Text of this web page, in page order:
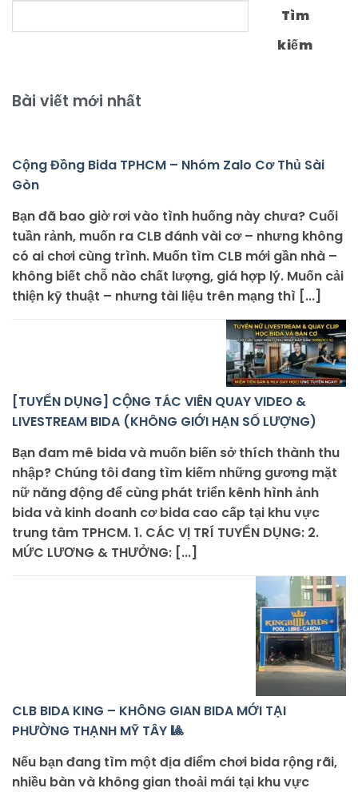
Tìm
kiếm
Bài viết mới nhất
Cộng Đồng Bida TPHCM – Nhóm Zalo Cơ Thủ Sài
Gòn
Bạn đã bao giờ rơi vào tình huống này chưa? Cuối
tuần rảnh, muốn ra CLB đánh vài cơ – nhưng không
có ai chơi cùng trình. Muốn tìm CLB mới gần nhà –
không biết chỗ nào chất lượng, giá hợp lý. Muốn cải
thiện kỹ thuật – nhưng tài liệu trên mạng thì [...]
[TUYỂN DỤNG] CỘNG TÁC VIÊN QUAY VIDEO &
LIVESTREAM BIDA (KHÔNG GIỚI HẠN SỐ LƯỢNG)
Bạn đam mê bida và muốn biến sở thích thành thu
nhập? Chúng tôi đang tìm kiếm những gương mặt
nữ năng động để cùng phát triển kênh hình ảnh
bida và kinh doanh cơ bida cao cấp tại khu vực
trung tâm TPHCM. 1. CÁC VỊ TRÍ TUYỂN DỤNG: 2.
MỨC LƯƠNG & THƯỞNG: [...]
CLB BIDA KING – KHÔNG GIAN BIDA MỚI TẠI
PHƯỜNG THẠNH MỸ TÂY 🎱
Nếu bạn đang tìm một địa điểm chơi bida rộng rãi,
nhiều bàn và không gian thoải mái tại khu vực